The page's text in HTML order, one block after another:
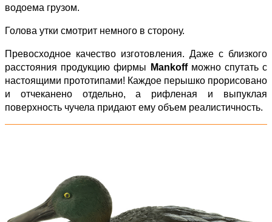
водоема грузом.
Голова утки смотрит немного в сторону.
Превосходное качество изготовления. Даже с близкого
расстояния продукцию фирмы
Mankoff можно спутать с
настоящими прототипами! Каждое перышко прорисовано
и отчеканено отдельно, а рифленая и выпуклая
поверхность чучела придают ему объем реалистичность.